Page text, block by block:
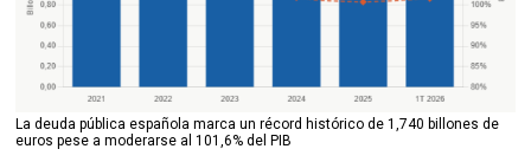
La deuda pública española marca un récord histórico de 1,740 billones de
euros pese a moderarse al 101,6% del PIB